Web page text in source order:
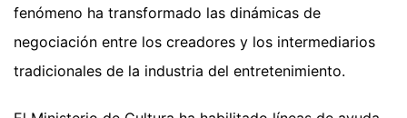
fenómeno ha transformado las dinámicas de
negociación entre los creadores y los intermediarios
tradicionales de la industria del entretenimiento.